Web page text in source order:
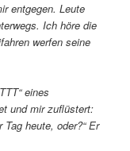
entgegen. Leute
Ich höre die
werfen seine
eines
und mir zuflüstert:
heute, oder?“ Er